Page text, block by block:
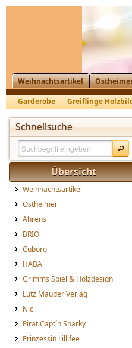
Weihnachtsartikel
Garderobe
Greiflinge
Schnellsuche
Übersicht
Weihnachtsartikel
Ostheimer
Ahrens
BRIO
Cuboro
HABA
Grimms Spiel & Holzdesign
Lutz Mauder Verlag
Nic
Pirat Capt´n Sharky
Prinzessin Lillifee